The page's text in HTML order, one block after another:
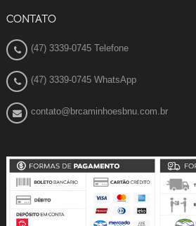
CONTATO
(47) 3339-0745 Telefone
(47) 3339-0745 WhatsApp
contato@brcaminhoesbnu.com.br